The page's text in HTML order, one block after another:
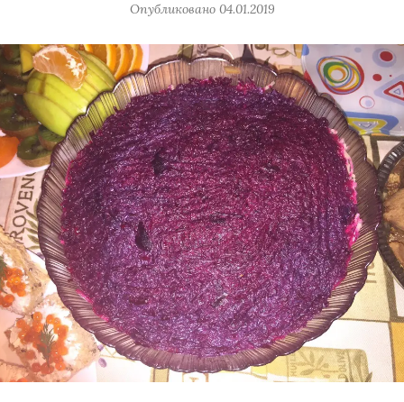
Опубликовано 04.01.2019